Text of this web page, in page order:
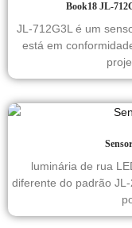
Book18 JL-
JL-712G3L é um
está em
luminária de rua
diferente do padrão